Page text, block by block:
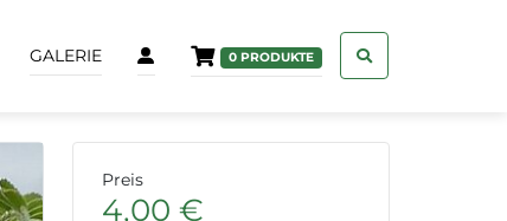
GALERIE 0 PRODUKTE
Preis
4,00 €